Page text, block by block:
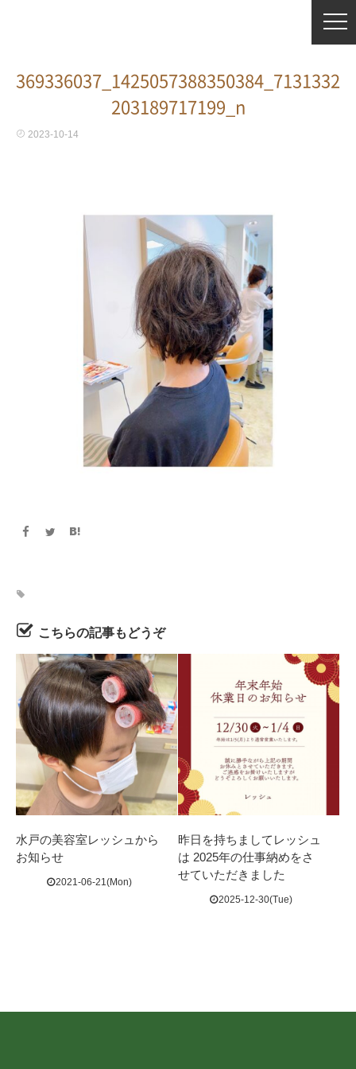
369336037_1425057388350384_7131332
203189717199_n
2023-10-14
こちらの記事もどうぞ
水戸の美容室レッシュから
お知らせ
2021-06-21(Mon)
昨日を持ちましてレッシュ
は 2025年の仕事納めをさ
せていただきました
2025-12-30(Tue)